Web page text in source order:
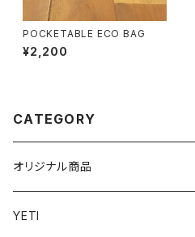
POCKETABLE ECO BAG
¥2,200
CATEGORY
オリジナル商品
YETI